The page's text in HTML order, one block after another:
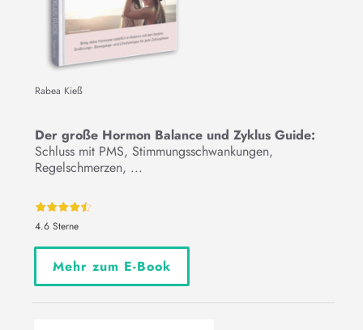
Rabea Kieß
Der große Hormon Balance und Zyklus Guide:
Schluss mit PMS, Stimmungsschwankungen,
Regelschmerzen, ...
4.6 Sterne
Mehr zum E-Book